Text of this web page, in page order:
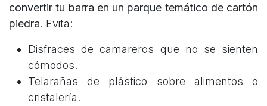
convertir tu barra en un parque temático de cartón
piedra. Evita:
Disfraces de camareros que no se sienten
cómodos.
Telarañas de plástico sobre alimentos o
cristalería.